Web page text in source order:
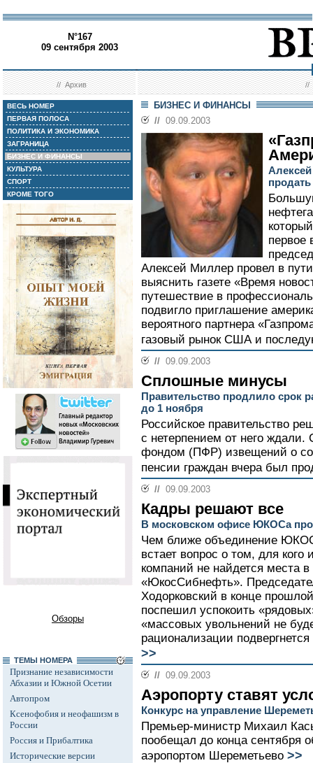
N°167
09 сентября 2003
//Архив //
ВЕСЬ НОМЕР
ПЕРВАЯ ПОЛОСА
ПОЛИТИКА И ЭКОНОМИКА
ЗАГРАНИЦА
БИЗНЕС И ФИНАНСЫ
КУЛЬТУРА
СПОРТ
КРОМЕ ТОГО
Обзоры
ТЕМЫ НОМЕРА
Признание независимости
Абхазии и Южной Осетии
Автопром
Ксенофобия и неофашизм в
России
Россия и Прибалтика
Исторические версии
БИЗНЕС И ФИНАНСЫ
// 09.09.2003
первое
Алексей Миллер провел в
выяснить газете «Время
путешествие в
подвигло приглашение
вероятного партнера
газовый рынок США и
// 09.09.2003
Сплошные минусы
Правительство продлило срок
до 1 ноября
Российское правительство
с нетерпением от него
фондом (ПФР) извещений о
пенсии граждан вчера был
// 09.09.2003
Кадры решают все
В московском офисе ЮКОСа
Чем ближе объединение
встает вопрос о том, для
компаний не найдется места в
«ЮкосСибнефть».
Ходорковский в конце
поспешил успокоить
«массовых увольнений не
рационализации
>>
// 09.09.2003
Аэропорту ставят
Конкурс на управление
Премьер-министр Михаил
пообещал до конца сентября
аэропортом Шереметьево >>